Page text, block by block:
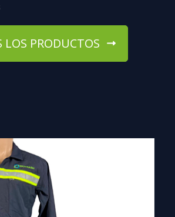
LOS PRODUCTOS